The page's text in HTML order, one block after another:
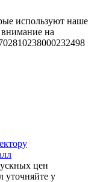
используют наше
на
цен
уточняйте у